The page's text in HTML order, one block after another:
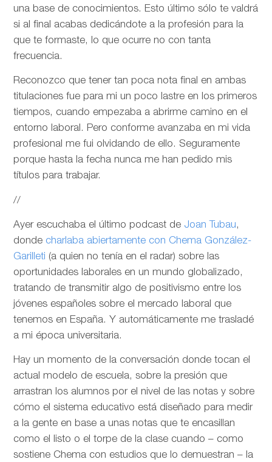
una base de conocimientos. Esto último sólo te valdrá
si al final acabas dedicándote a la profesión para la
que te formaste, lo que ocurre no con tanta
frecuencia.
Reconozco que tener tan poca nota final en ambas
titulaciones fue para mi un poco lastre en los primeros
tiempos, cuando empezaba a abrirme camino en el
entorno laboral. Pero conforme avanzaba en mi vida
profesional me fui olvidando de ello. Seguramente
porque hasta la fecha nunca me han pedido mis
títulos para trabajar.
//
Ayer escuchaba el último podcast de Joan Tubau,
donde charlaba abiertamente con Chema González-
Garilleti (a quien no tenía en el radar) sobre las
oportunidades laborales en un mundo globalizado,
tratando de transmitir algo de positivismo entre los
jóvenes españoles sobre el mercado laboral que
tenemos en España. Y automáticamente me trasladé
a mi época universitaria.
Hay un momento de la conversación donde tocan el
actual modelo de escuela, sobre la presión que
arrastran los alumnos por el nivel de las notas y sobre
cómo el sistema educativo está diseñado para medir
a la gente en base a unas notas que te encasillan
como el listo o el torpe de la clase cuando – como
sostiene Chema con estudios que lo demuestran – la